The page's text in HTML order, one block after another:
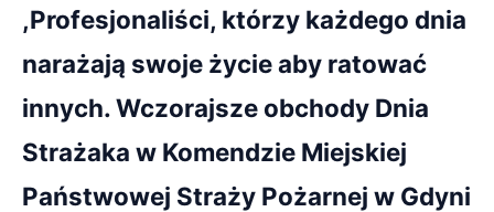
,Profesjonaliści, którzy każdego dnia
narażają swoje życie aby ratować
innych. Wczorajsze obchody Dnia
Strażaka w Komendzie Miejskiej
Państwowej Straży Pożarnej w Gdyni